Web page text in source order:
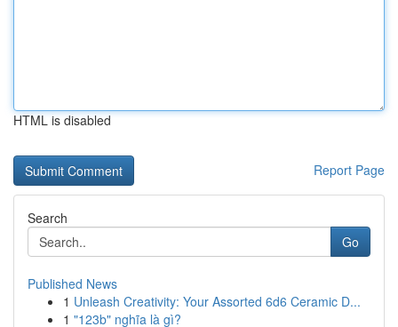
HTML is disabled
Report Page
Search
Go
Published News
1 Unleash Creativity: Your Assorted 6d6 Ceramic D...
1 "123b" nghĩa là gì?